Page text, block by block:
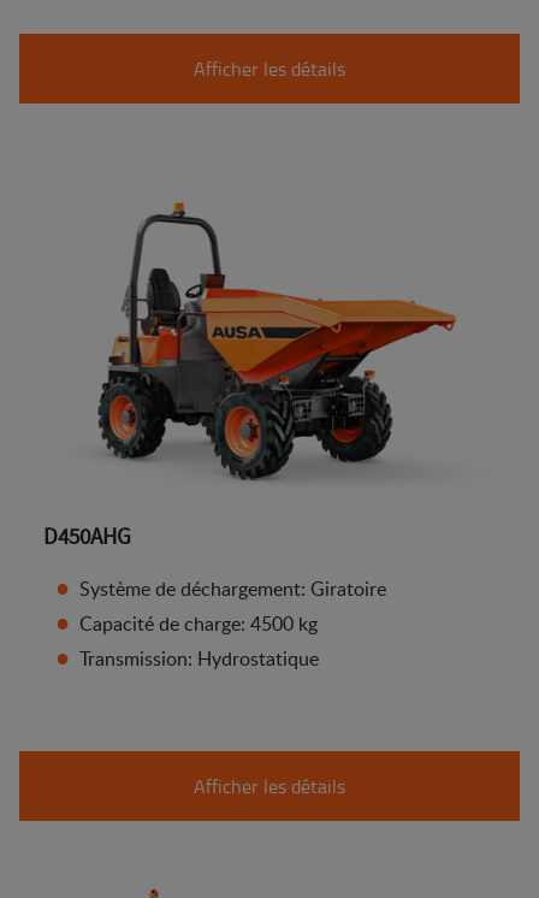
Afficher les détails
D450AHG
Système de déchargement: Giratoire
Capacité de charge: 4500 kg
Transmission: Hydrostatique
Afficher les détails